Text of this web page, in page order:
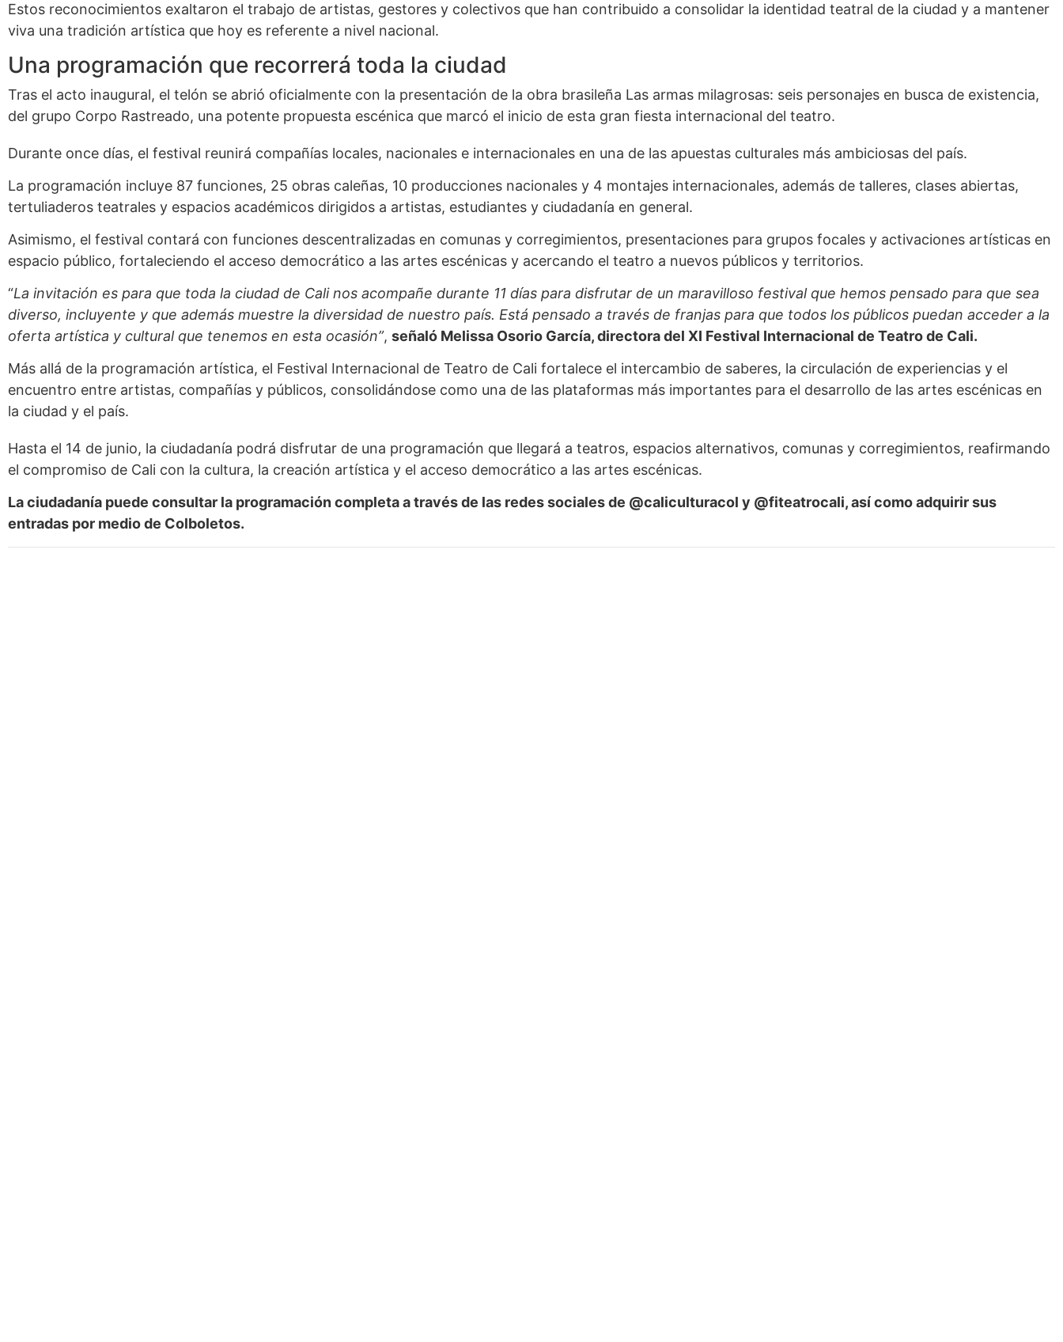
Estos reconocimientos exaltaron el trabajo de artistas, gestores y colectivos que han contribuido a consolidar la identidad teatral de la ciudad y a mantener
viva una tradición artística que hoy es referente a nivel nacional.
Una programación que recorrerá toda la ciudad
Tras el acto inaugural, el telón se abrió oficialmente con la presentación de la obra brasileña Las armas milagrosas: seis personajes en busca de existencia,
del grupo Corpo Rastreado, una potente propuesta escénica que marcó el inicio de esta gran fiesta internacional del teatro.
Durante once días, el festival reunirá compañías locales, nacionales e internacionales en una de las apuestas culturales más ambiciosas del país.
La programación incluye 87 funciones, 25 obras caleñas, 10 producciones nacionales y 4 montajes internacionales, además de talleres, clases abiertas,
tertuliaderos teatrales y espacios académicos dirigidos a artistas, estudiantes y ciudadanía en general.
Asimismo, el festival contará con funciones descentralizadas en comunas y corregimientos, presentaciones para grupos focales y activaciones artísticas en
espacio público, fortaleciendo el acceso democrático a las artes escénicas y acercando el teatro a nuevos públicos y territorios.
“La invitación es para que toda la ciudad de Cali nos acompañe durante 11 días para disfrutar de un maravilloso festival que hemos pensado para que sea
diverso, incluyente y que además muestre la diversidad de nuestro país. Está pensado a través de franjas para que todos los públicos puedan acceder a la
oferta artística y cultural que tenemos en esta ocasión”, señaló Melissa Osorio García, directora del XI Festival Internacional de Teatro de Cali.
Más allá de la programación artística, el Festival Internacional de Teatro de Cali fortalece el intercambio de saberes, la circulación de experiencias y el
encuentro entre artistas, compañías y públicos, consolidándose como una de las plataformas más importantes para el desarrollo de las artes escénicas en
la ciudad y el país.
Hasta el 14 de junio, la ciudadanía podrá disfrutar de una programación que llegará a teatros, espacios alternativos, comunas y corregimientos, reafirmando
el compromiso de Cali con la cultura, la creación artística y el acceso democrático a las artes escénicas.
La ciudadanía puede consultar la programación completa a través de las redes sociales de @caliculturacol y @fiteatrocali, así como adquirir sus
entradas por medio de Colboletos.